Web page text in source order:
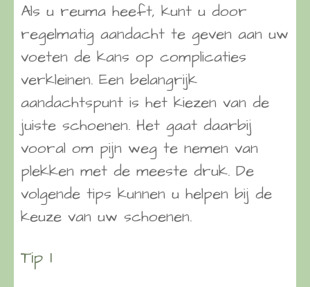
Als u reuma heeft, kunt u door
regelmatig aandacht te geven aan uw
voeten de kans op complicaties
verkleinen. Een belangrijk
aandachtspunt is het kiezen van de
juiste schoenen. Het gaat daarbij
vooral om pijn weg te nemen van
plekken met de meeste druk. De
volgende tips kunnen u helpen bij de
keuze van uw schoenen.
Tip 1